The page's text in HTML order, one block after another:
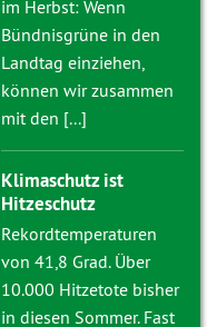
im Herbst: Wenn
Bündnisgrüne in den
Landtag einziehen,
können wir zusammen
mit den [...]
Klimaschutz ist
Hitzeschutz
Rekordtemperaturen
von 41,8 Grad. Über
10.000 Hitzetote bisher
in diesen Sommer. Fast